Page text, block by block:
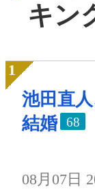
キン
池田直
結婚
68
08月07日